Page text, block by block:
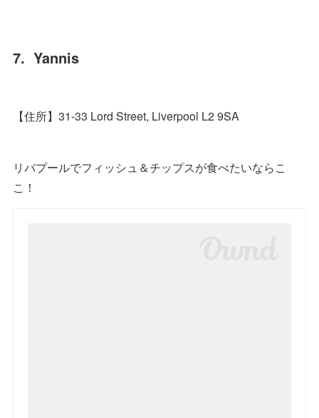
7. Yannis
【住所】31-33 Lord Street, Liverpool L2 9SA
リバプールでフィッシュ＆チップスが食べたいならこ
こ！